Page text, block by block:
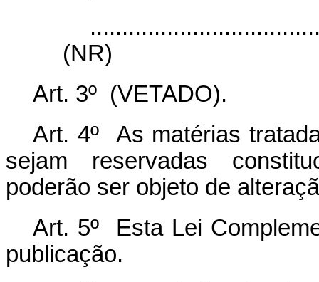
(NR)
Art. 3º (VETADO).
Art. 4º As matérias
sejam reservadas
poderão ser objeto de
Art. 5º Esta Lei
publicação.